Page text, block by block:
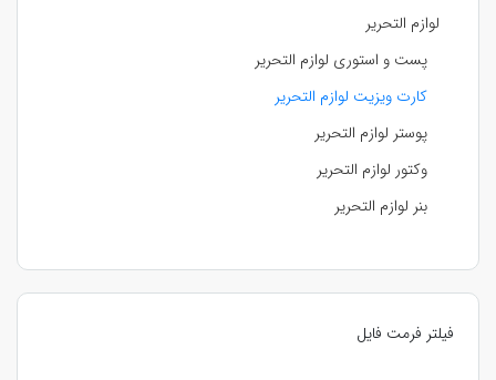
لوازم التحریر
پست و استوری لوازم التحریر
کارت ویزیت لوازم التحریر
پوستر لوازم التحریر
وکتور لوازم التحریر
بنر لوازم التحریر
فیلتر فرمت فایل